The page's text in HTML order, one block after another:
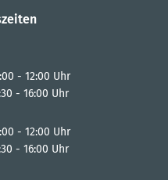
- 12:00 Uhr
Von 08:00 bis 12:00 Uhr
- 16:00 Uhr
- 12:00 Uhr
Von 08:00 bis 12:00 Uhr
- 16:00 Uhr